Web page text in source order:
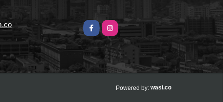
FacebookInstagram
Powered by: wasi.co